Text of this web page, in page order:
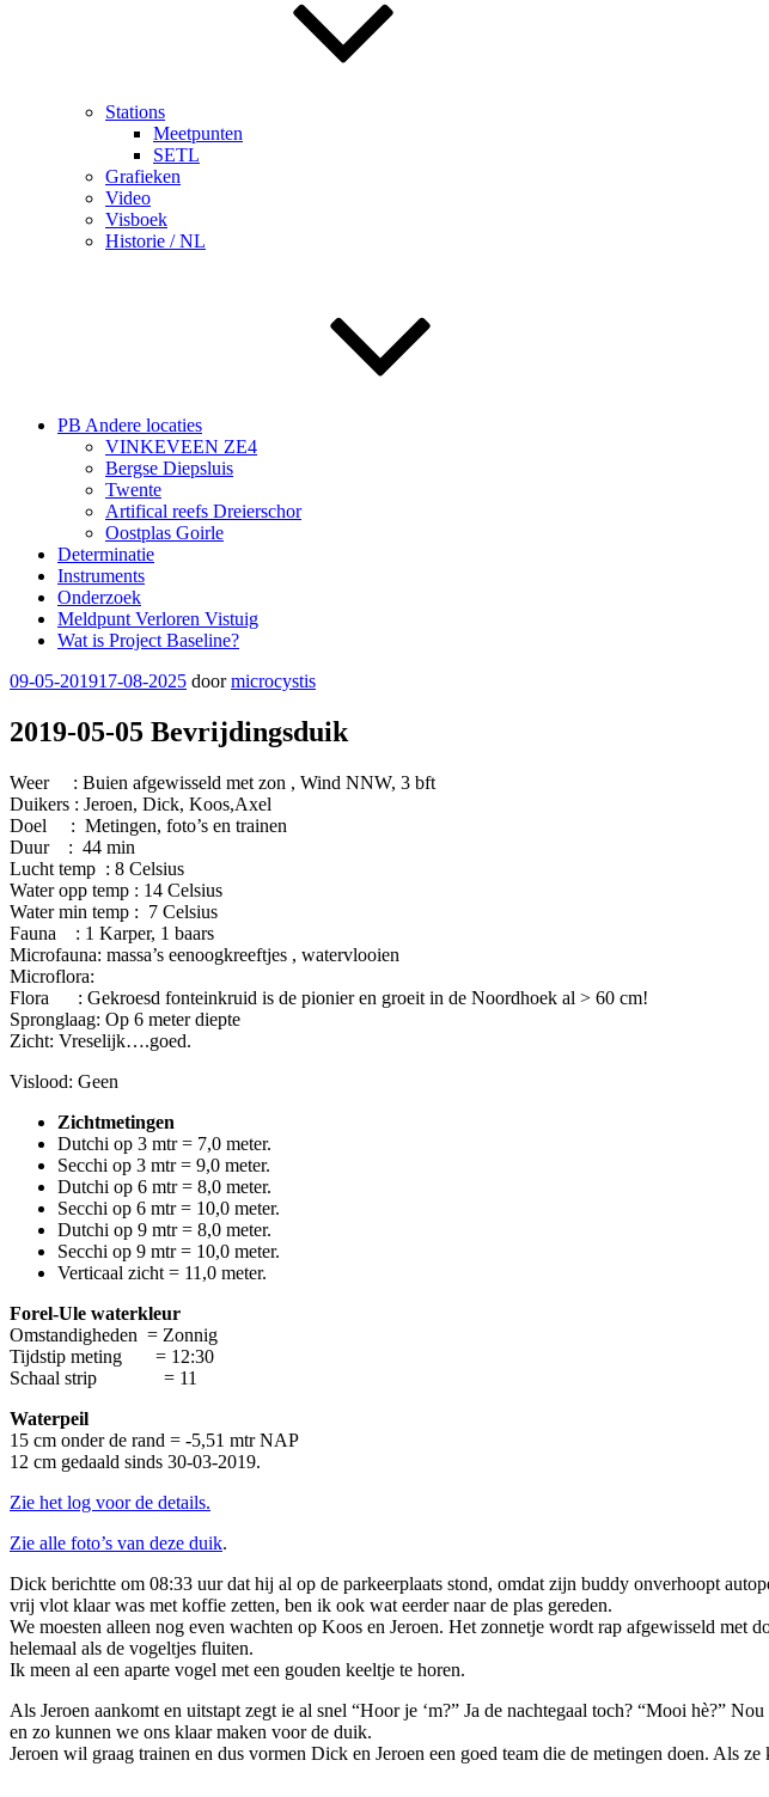
Stations
Meetpunten
SETL
Grafieken
Video
Visboek
Historie / NL
PB Andere locaties
VINKEVEEN ZE4
Bergse Diepsluis
Twente
Artifical reefs Dreierschor
Oostplas Goirle
Determinatie
Instruments
Onderzoek
Meldpunt Verloren Vistuig
Wat is Project Baseline?
Geplaatst
09-05-201917-08-2025 doormicrocystis
2019-05-05 Bevrijdingsduik
Weer : Buien afgewisseld met zon , Wind NNW, 3 bft
Duikers : Jeroen, Dick, Koos,Axel
Doel : Metingen, foto’s en trainen
Duur : 44 min
Lucht temp : 8 Celsius
Water opp temp : 14 Celsius
Water min temp : 7 Celsius
Fauna : 1 Karper, 1 baars
Microfauna: massa’s eenoogkreeftjes , watervlooien
Microflora:
Flora : Gekroesd fonteinkruid is de pionier en groeit in de Noordhoek al > 60 cm!
Spronglaag: Op 6 meter diepte
Zicht: Vreselijk….goed.
Vislood: Geen
Zichtmetingen
Dutchi op 3 mtr = 7,0 meter.
Secchi op 3 mtr = 9,0 meter.
Dutchi op 6 mtr = 8,0 meter.
Secchi op 6 mtr = 10,0 meter.
Dutchi op 9 mtr = 8,0 meter.
Secchi op 9 mtr = 10,0 meter.
Verticaal zicht = 11,0 meter.
Forel-Ule waterkleur
Omstandigheden = Zonnig
Tijdstip meting = 12:30
Schaal strip = 11
Waterpeil
15 cm onder de rand = -5,51 mtr NAP
12 cm gedaald sinds 30-03-2019.
Zie het log voor de details.
Zie alle foto’s van deze duik.
Dick berichtte om 08:33 uur dat hij al op de parkeerplaats stond, omdat zijn buddy onverhoopt
vrij vlot klaar was met koffie zetten, ben ik ook wat eerder naar de plas gereden.
We moesten alleen nog even wachten op Koos en Jeroen. Het zonnetje wordt rap afgewisseld
helemaal als de vogeltjes fluiten.
Ik meen al een aparte vogel met een gouden keeltje te horen.
Als Jeroen aankomt en uitstapt zegt ie al snel “Hoor je ‘m?” Ja de nachtegaal toch? “Mooi hè?”
en zo kunnen we ons klaar maken voor de duik.
Jeroen wil graag trainen en dus vormen Dick en Jeroen een goed team die de metingen doen. Als